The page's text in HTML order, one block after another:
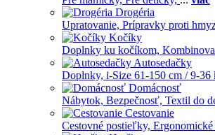
Drogéria
Upratovanie, Prípravky proti
Kočíky
Doplnky ku kočíkom,
Autosedačky
Doplnky, i-Size 61-150 cm / 9-36
Domácnosť
Nábytok, Bezpečnosť, Textil do
Cestovanie
Cestovné postieľky, Ergonomické